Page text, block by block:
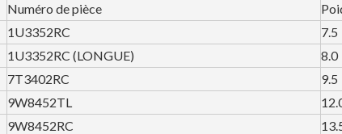
Numéro de pièce
1U3352RC
7.5
1U3352RC (LONGUE)
8.0
7T3402RC
9.5
9W8452TL
9W8452RC